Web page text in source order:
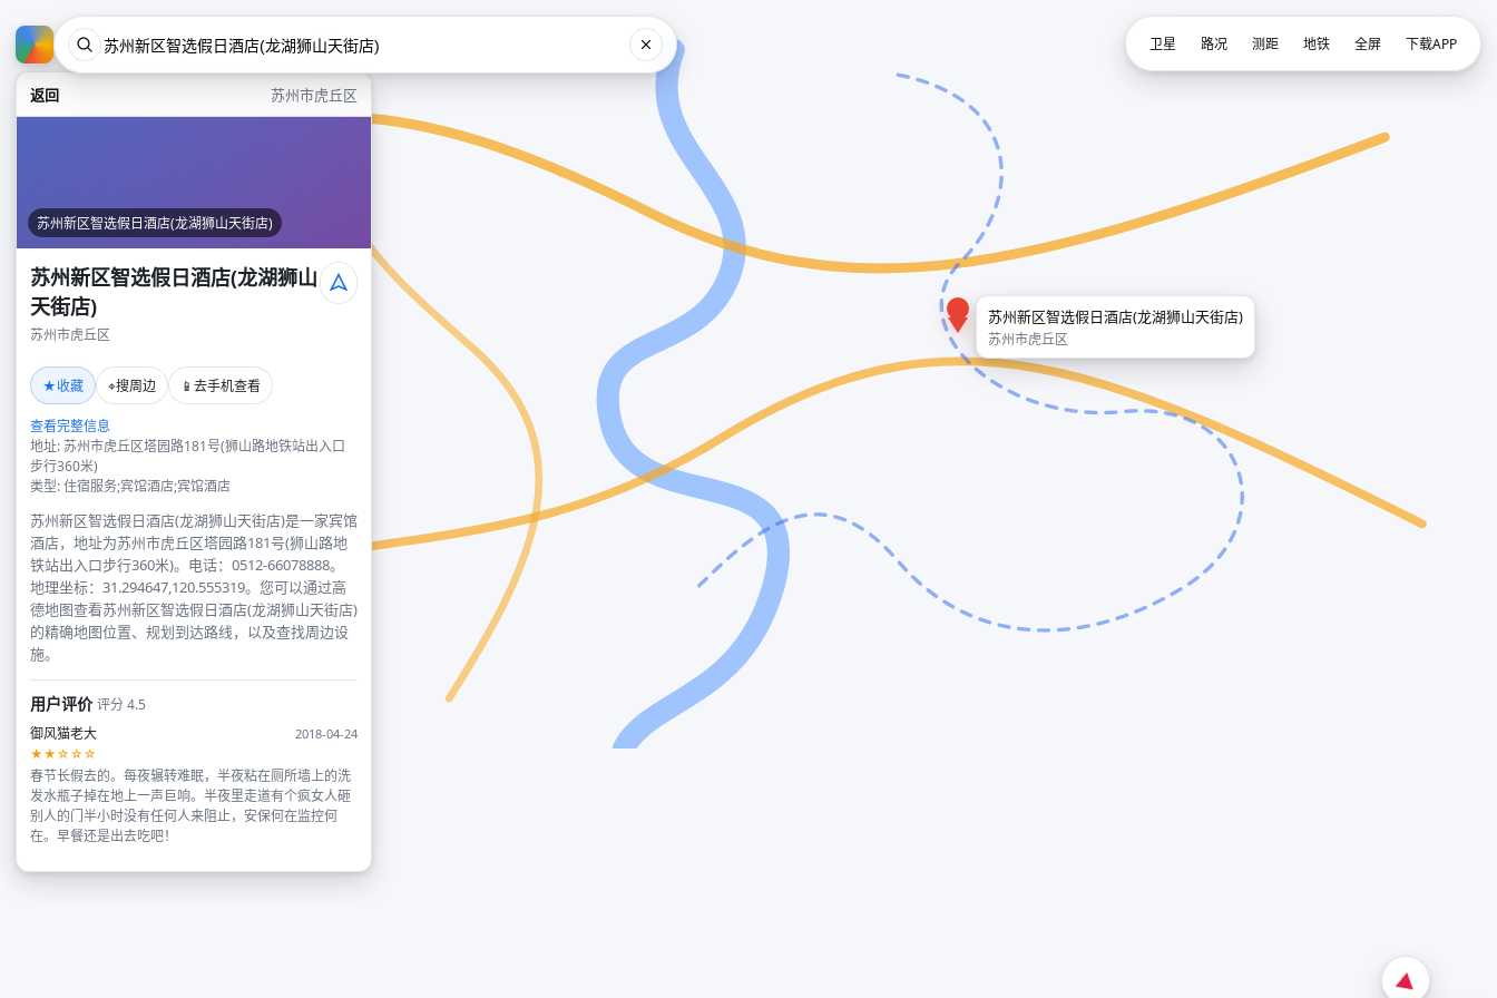
返回 苏州市虎丘区
苏州新区智选假日酒店(龙湖狮山天街店)
苏州新区智选假日酒店(龙湖狮山
天街店)
苏州市虎丘区
★收藏 ⌖搜周边 📱 去手机查看
查看完整信息
地址: 苏州市虎丘区塔园路181号(狮山路地铁站出入口
步行360米)
类型: 住宿服务;宾馆酒店;宾馆酒店
苏州新区智选假日酒店(龙湖狮山天街店)是一家宾馆
酒店，地址为苏州市虎丘区塔园路181号(狮山路地
铁站出入口步行360米)。电话：0512-66078888。
地理坐标：31.294647,120.555319。您可以通过高
德地图查看苏州新区智选假日酒店(龙湖狮山天街店)
的精确地图位置、规划到达路线，以及查找周边设
施。
用户评价评分 4.5
御风猫老大
2018-04-24
★★☆☆☆
春节长假去的。每夜辗转难眠，半夜粘在厕所墙上的洗
发水瓶子掉在地上一声巨响。半夜里走道有个疯女人砸
别人的门半小时没有任何人来阻止，安保何在监控何
在。早餐还是出去吃吧！
苏州新区智选假日酒店(龙湖狮山天街店)
苏州市虎丘区
卫星 路况 测距 地铁 全屏 下载APP